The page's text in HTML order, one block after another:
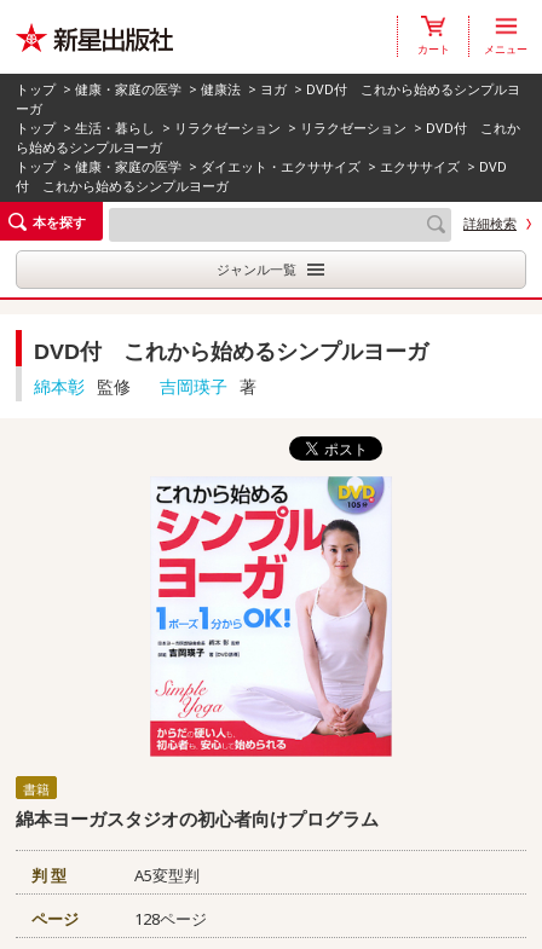
カート メニュー
トップ >健康・家庭の医学 >健康法 > ヨガ > DVD付 これから始めるシンプルヨ
ーガ
トップ >生活・暮らし > リラクゼーション > リラクゼーション > DVD付 これか
ら始めるシンプルヨーガ
トップ >健康・家庭の医学 > ダイエット・エクササイズ >エクササイズ > DVD
付 これから始めるシンプルヨーガ
本を探す
詳細検索
ジャンル一覧
DVD付 これから始めるシンプルヨーガ
綿本彰 監修 吉岡瑛子 著
書籍
綿本ヨーガスタジオの初心者向けプログラム
判 型
A5変型判
ページ
128ページ